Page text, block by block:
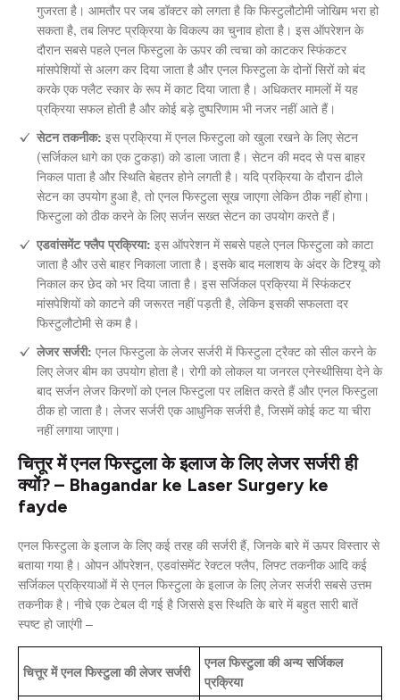
गुजरता है। आमतौर पर जब डॉक्टर को लगता है कि फिस्टुलौटोमी जोखिम भरा हो
सकता है, तब लिफ्ट प्रक्रिया के विकल्प का चुनाव होता है। इस ऑपरेशन के
दौरान सबसे पहले एनल फिस्टुला के ऊपर की त्वचा को काटकर स्फिंकटर
मांसपेशियों से अलग कर दिया जाता है और एनल फिस्टुला के दोनों सिरों को बंद
करके एक फ्लैट स्कार के रूप में काट दिया जाता है। अधिकतर मामलों में यह
प्रक्रिया सफल होती है और कोई बड़े दुष्परिणाम भी नजर नहीं आते हैं।
सेटन तकनीक: इस प्रक्रिया में एनल फिस्टुला को खुला रखने के लिए सेटन
(सर्जिकल धागे का एक टुकड़ा) को डाला जाता है। सेटन की मदद से पस बाहर
निकल पाता है और स्थिति बेहतर होने लगती है। यदि प्रक्रिया के दौरान ढीले
सेटन का उपयोग हुआ है, तो एनल फिस्टुला सूख जाएगा लेकिन ठीक नहीं होगा।
फिस्टुला को ठीक करने के लिए सर्जन सख्त सेटन का उपयोग करते हैं।
एडवांसमेंट फ्लैप प्रक्रिया: इस ऑपरेशन में सबसे पहले एनल फिस्टुला को काटा
जाता है और उसे बाहर निकाला जाता है। इसके बाद मलाशय के अंदर के टिश्यू को
निकाल कर छेद को भर दिया जाता है। इस सर्जिकल प्रक्रिया में स्फिंकटर
मांसपेशियों को काटने की जरूरत नहीं पड़ती है, लेकिन इसकी सफलता दर
फिस्टुलौटोमी से कम है।
लेजर सर्जरी: एनल फिस्टुला के लेजर सर्जरी में फिस्टुला ट्रैक्ट को सील करने के
लिए लेजर बीम का उपयोग होता है। रोगी को लोकल या जनरल एनेस्थीसिया देने के
बाद सर्जन लेजर किरणों को एनल फिस्टुला पर लक्षित करते हैं और एनल फिस्टुला
ठीक हो जाता है। लेजर सर्जरी एक आधुनिक सर्जरी है, जिसमें कोई कट या चीरा
नहीं लगाया जाएगा।
चित्तूर में एनल फिस्टुला के इलाज के लिए लेजर सर्जरी ही
क्यों? – Bhagandar ke Laser Surgery ke
fayde
एनल फिस्टुला के इलाज के लिए कई तरह की सर्जरी हैं, जिनके बारे में ऊपर विस्तार से
बताया गया है। ओपन ऑपरेशन, एडवांसमेंट रेक्टल फ्लैप, लिफ्ट तकनीक आदि कई
सर्जिकल प्रक्रियाओं में से एनल फिस्टुला के इलाज के लिए लेजर सर्जरी सबसे उत्तम
तकनीक है। नीचे एक टेबल दी गई है जिससे इस स्थिति के बारे में बहुत सारी बातें
स्पष्ट हो जाएंगी –
चित्तूर में एनल फिस्टुला की लेजर सर्जरी
एनल फिस्टुला की अन्य सर्जिकल
प्रक्रिया